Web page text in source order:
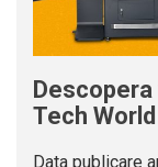
Descopera
Tech World
Data publicare